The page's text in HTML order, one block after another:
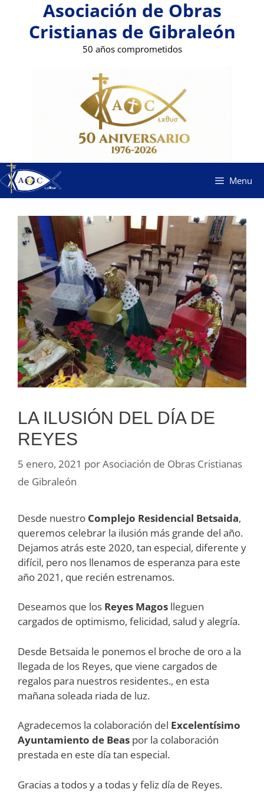
contenido
Asociación de Obras
Cristianas de Gibraleón
50 años comprometidos
Menu
LA ILUSIÓN DEL DÍA DE
REYES
5 enero, 2021 porAsociación de Obras Cristianas
de Gibraleón
Desde nuestro Complejo Residencial Betsaida,
queremos celebrar la ilusión más grande del año.
Dejamos atrás este 2020, tan especial, diferente y
difícil, pero nos llenamos de esperanza para este
año 2021, que recién estrenamos.
Deseamos que los Reyes Magos lleguen
cargados de optimismo, felicidad, salud y alegría.
Desde Betsaida le ponemos el broche de oro a la
llegada de los Reyes, que viene cargados de
regalos para nuestros residentes., en esta
mañana soleada riada de luz.
Agradecemos la colaboración del Excelentísimo
Ayuntamiento de Beas por la colaboración
prestada en este día tan especial.
Gracias a todos y a todas y feliz día de Reyes.